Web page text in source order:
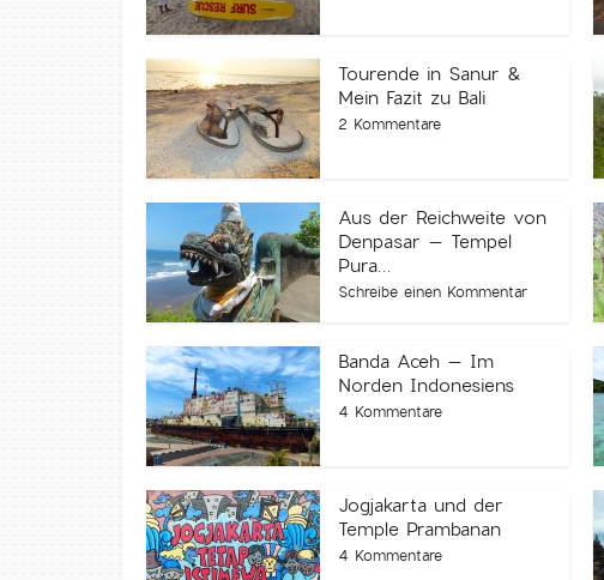
Tourende in Sanur &
Mein Fazit zu Bali
2 Kommentare
Aus der Reichweite von
Denpasar – Tempel
Pura...
Schreibe einen Kommentar
Banda Aceh – Im
Norden Indonesiens
4 Kommentare
Jogjakarta und der
Temple Prambanan
4 Kommentare